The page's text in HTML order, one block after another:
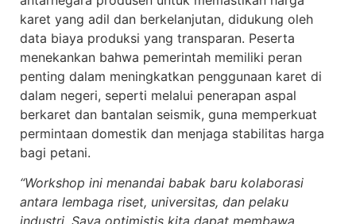
karet yang adil dan berkelanjutan, didukung oleh
data biaya produksi yang transparan. Peserta
menekankan bahwa pemerintah memiliki peran
penting dalam meningkatkan penggunaan karet di
dalam negeri, seperti melalui penerapan aspal
berkaret dan bantalan seismik, guna memperkuat
permintaan domestik dan menjaga stabilitas harga
bagi petani.
“Workshop ini menandai babak baru kolaborasi
antara lembaga riset, universitas, dan pelaku